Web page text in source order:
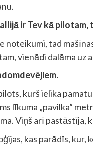
ir Tev kā
tad
vienādi dalāma uz
kurš ielika
līkuma „pavilka”
Viņš arī pastāstīja,
kas parādīs, kur,